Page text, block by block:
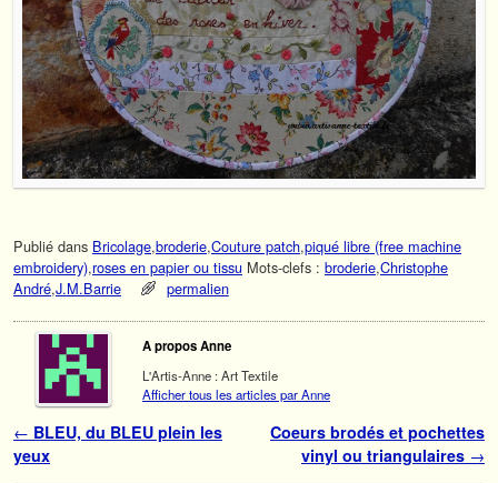
Publié dans Bricolage,broderie,Couture patch,piqué libre (free machine
embroidery),roses en papier ou tissu Mots-clefs : broderie,Christophe
André,J.M.Barrie permalien
A propos Anne
L'Artis-Anne : Art Textile
Afficher tous les articles par Anne
Navigation des articles
← BLEU, du BLEU plein les
yeux
Coeurs brodés et pochettes
vinyl ou triangulaires →